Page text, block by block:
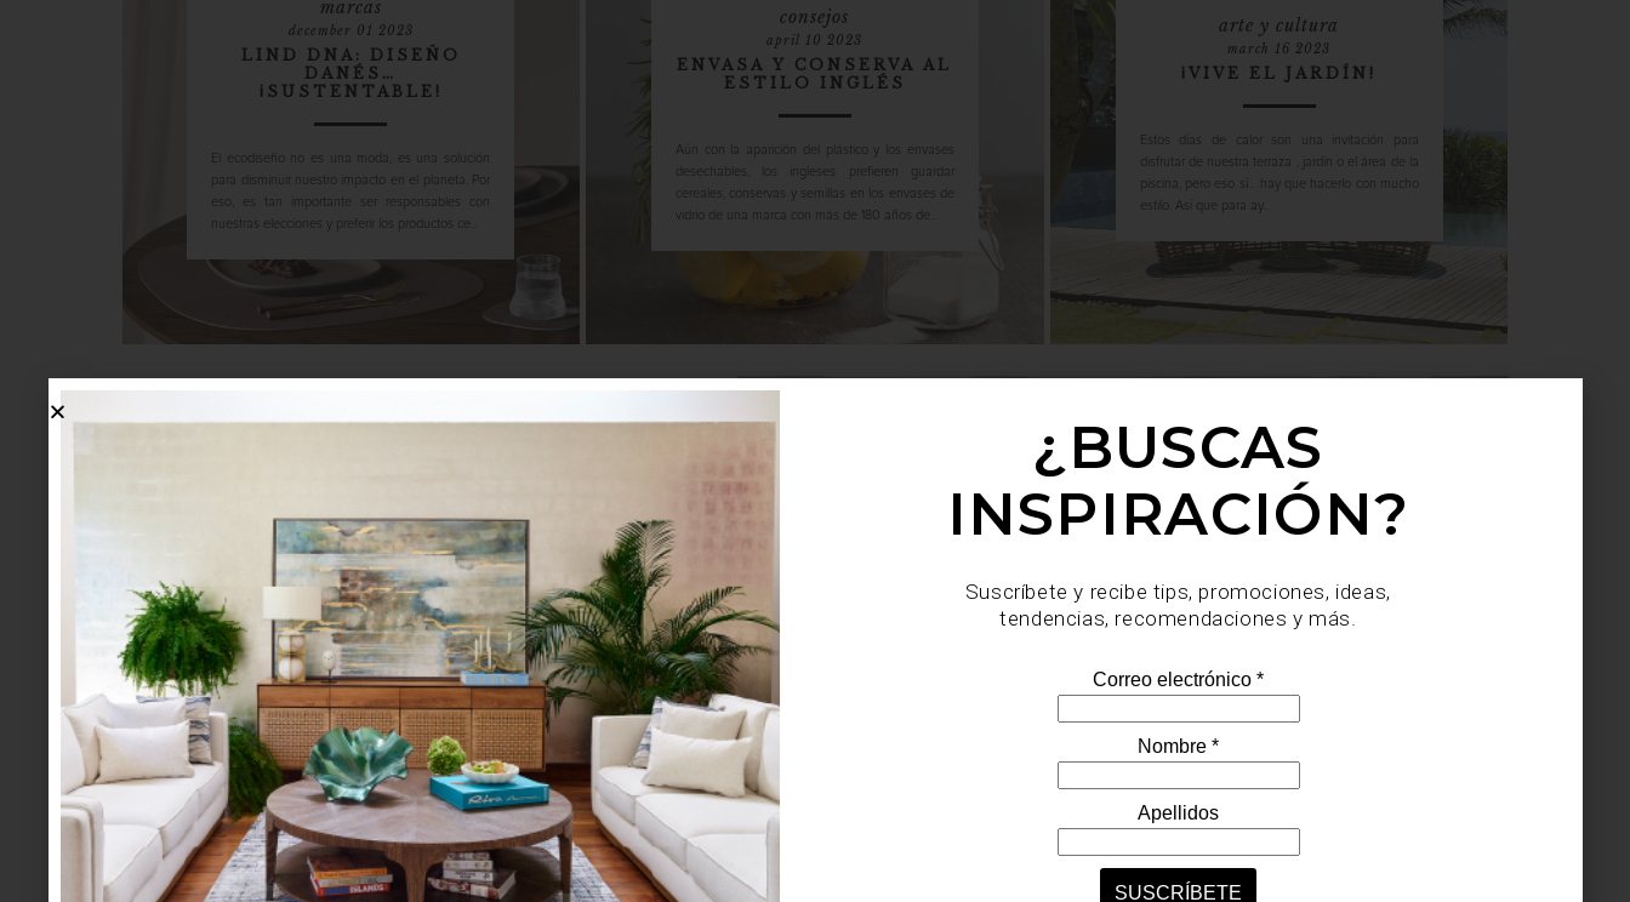
marcas
december 01 2023
LIND DNA: DISEÑO
DANÉS…
¡SUSTENTABLE!
El ecodiseño no es una moda, es una solución
para disminuir nuestro impacto en el planeta. Por
eso, es tan importante ser responsables con
nuestras elecciones y preferir los productos ce...
consejos
april 10 2023
ENVASA Y CONSERVA AL
ESTILO INGLÉS
Aún con la aparición del plástico y los envases
desechables, los ingleses prefieren guardar
cereales, conservas y semillas en los envases de
vidrio de una marca con más de 180 años de...
arte y cultura
march 16 2023
¡VIVE EL JARDÍN!
Estos días de calor son una invitación para
disfrutar de nuestra terraza , jardín o el área de la
piscina, pero eso sí… hay que hacerlo con mucho
estilo. Así que para ay...
Sin duda es un nombre que no necesita presentación. Sus persianas y
cortinas están más que garantizadas y por eso es una de las marcas
favoritas de los interioristas. Hablamos de Hunter Douglas, la marca que
es referente en su ramo. ¿Por qué la recomendamos? Pues bien, te
contamos… Primero hay que decir que si algo caracteriza a Hunter
Douglas es la innovación constante. Por ejemplo, son pioneros en la ...
¿BUSCAS
INSPIRACIÓN?
Suscríbete y recibe tips, promociones, ideas,
tendencias, recomendaciones y más.